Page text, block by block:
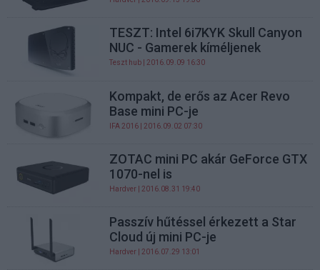
TESZT: Intel 6i7KYK Skull Canyon
NUC - Gamerek kíméljenek
Teszt hub | 2016.09.09 16:30
Kompakt, de erős az Acer Revo
Base mini PC-je
IFA 2016 | 2016.09.02 07:30
ZOTAC mini PC akár GeForce GTX
1070-nel is
Hardver | 2016.08.31 19:40
Passzív hűtéssel érkezett a Star
Cloud új mini PC-je
Hardver | 2016.07.29 13:01